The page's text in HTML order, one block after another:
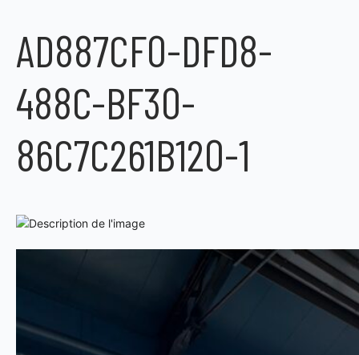
AD887CF0-DFD8-
488C-BF30-
86C7C261B120-1